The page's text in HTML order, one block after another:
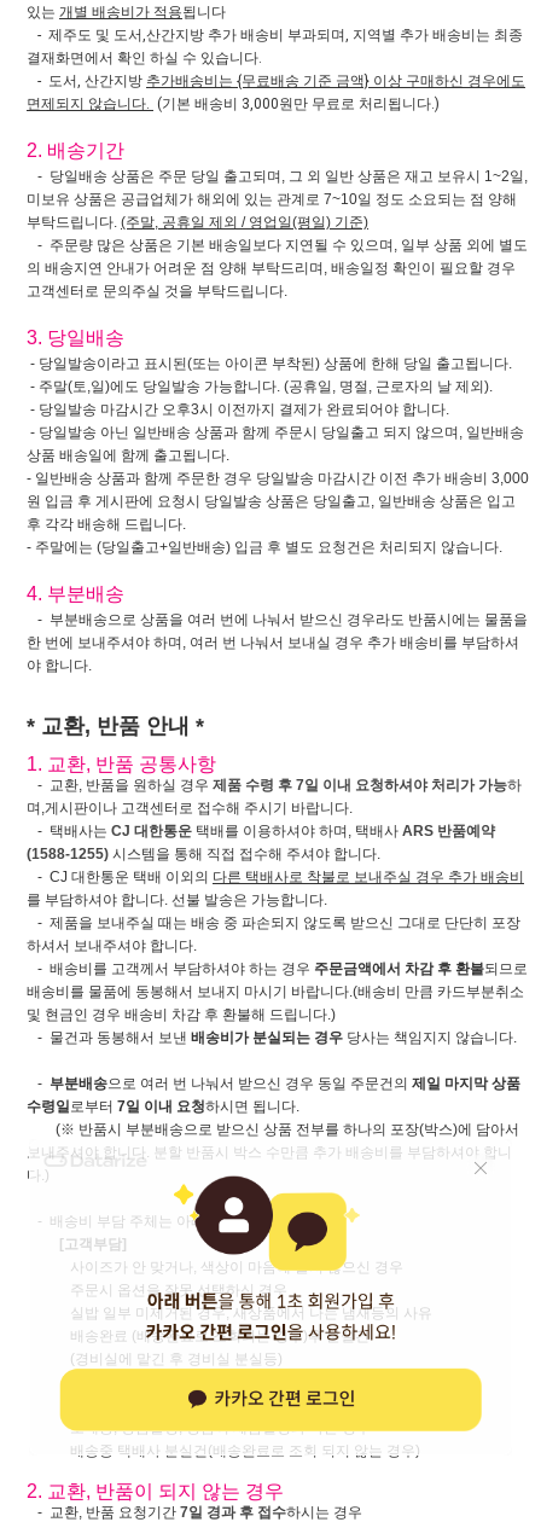
있는 개별 배송비가 적용됩니다
- 제주도 및 도서,산간지방 추가 배송비 부과되며, 지역별 추가 배송비는 최종
결재화면에서 확인 하실 수 있습니다.
- 도서, 산간지방 추가배송비는 {무료배송 기준 금액} 이상 구매하신 경우에도
면제되지 않습니다. (기본 배송비 3,000원만 무료로 처리됩니다.)
2. 배송기간
- 당일배송 상품은 주문 당일 출고되며, 그 외 일반 상품은 재고 보유시 1~2일,
미보유 상품은 공급업체가 해외에 있는 관계로 7~10일 정도 소요되는 점 양해
부탁드립니다. (주말, 공휴일 제외 / 영업일(평일) 기준)
- 주문량 많은 상품은 기본 배송일보다 지연될 수 있으며, 일부 상품 외에 별도
의 배송지연 안내가 어려운 점 양해 부탁드리며, 배송일정 확인이 필요할 경우
고객센터로 문의주실 것을 부탁드립니다.
3. 당일배송
- 당일발송이라고 표시된(또는 아이콘 부착된) 상품에 한해 당일 출고됩니다.
- 주말(토,일)에도 당일발송 가능합니다. (공휴일, 명절, 근로자의 날 제외).
- 당일발송 마감시간 오후3시 이전까지 결제가 완료되어야 합니다.
- 당일발송 아닌 일반배송 상품과 함께 주문시 당일출고 되지 않으며, 일반배송
상품 배송일에 함께 출고됩니다.
- 일반배송 상품과 함께 주문한 경우 당일발송 마감시간 이전 추가 배송비 3,000
원 입금 후 게시판에 요청시 당일발송 상품은 당일출고, 일반배송 상품은 입고
후 각각 배송해 드립니다.
- 주말에는 (당일출고+일반배송) 입금 후 별도 요청건은 처리되지 않습니다.
4. 부분배송
- 부분배송으로 상품을 여러 번에 나눠서 받으신 경우라도 반품시에는 물품을
한 번에 보내주셔야 하며, 여러 번 나눠서 보내실 경우 추가 배송비를 부담하셔
야 합니다.
* 교환, 반품 안내 *
1. 교환, 반품 공통사항
- 교환, 반품을 원하실 경우 제품 수령 후 7일 이내 요청하셔야 처리가 가능하
며,게시판이나 고객센터로 접수해 주시기 바랍니다.
- 택배사는 CJ 대한통운 택배를 이용하셔야 하며, 택배사 ARS 반품예약
(1588-1255) 시스템을 통해 직접 접수해 주셔야 합니다.
- CJ 대한통운 택배 이외의 다른 택배사로 착불로 보내주실 경우 추가 배송비
를 부담하셔야 합니다. 선불 발송은 가능합니다.
- 제품을 보내주실 때는 배송 중 파손되지 않도록 받으신 그대로 단단히 포장
하셔서 보내주셔야 합니다.
- 배송비를 고객께서 부담하셔야 하는 경우 주문금액에서 차감 후 환불되므로
배송비를 물품에 동봉해서 보내지 마시기 바랍니다.(배송비 만큼 카드부분취소
및 현금인 경우 배송비 차감 후 환불해 드립니다.)
- 물건과 동봉해서 보낸 배송비가 분실되는 경우 당사는 책임지지 않습니다.
- 부분배송으로 여러 번 나눠서 받으신 경우 동일 주문건의 제일 마지막 상품
수령일로부터 7일 이내 요청하시면 됩니다.
(※ 반품시 부분배송으로 받으신 상품 전부를 하나의 포장(박스)에 담아서
보내주셔야 합니다. 분할 반품시 박스 수만큼 추가 배송비를 부담하셔야 합니
다.)
- 배송비 부담 주체는 아래와 같이 구분합니다.
[고객부담]
사이즈가 안 맞거나, 색상이 마음에 들지 않으신 경우
주문시 옵션을 잘못 선택하신 경우
실밥 일부 미제거된 경우, 새상품에서 나는 냄새등의 사유
배송완료 (배송완료로 조회되는 경우)후 분실건
(경비실에 맡긴 후 경비실 분실등)
오배송, 상품불량, 상품이 제품설명과 다른 경우
배송중 택배사 분실건(배송완료로 조회 되지 않는 경우)
2. 교환, 반품이 되지 않는 경우
- 교환, 반품 요청기간 7일 경과 후 접수하시는 경우